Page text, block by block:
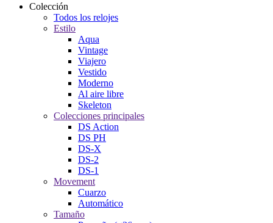
Colección
Todos los relojes
Estilo
Aqua
Vintage
Viajero
Vestido
Moderno
Al aire libre
Skeleton
Colecciones principales
DS Action
DS PH
DS-X
DS-2
DS-1
Movement
Cuarzo
Automático
Tamaño